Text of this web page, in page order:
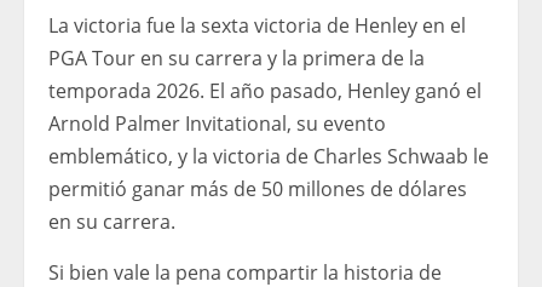
La victoria fue la sexta victoria de Henley en el
PGA Tour en su carrera y la primera de la
temporada 2026. El año pasado, Henley ganó el
Arnold Palmer Invitational, su evento
emblemático, y la victoria de Charles Schwaab le
permitió ganar más de 50 millones de dólares
en su carrera.
Si bien vale la pena compartir la historia de